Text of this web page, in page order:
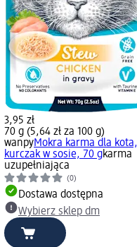
3,95 zł
70 g (5,64 zł za 100 g)
wanpyMokra karma dla kota,
kurczak w sosie, 70 gkarma
uzupełniająca
(0)
Dostawa dostępna
Wybierz sklep dm